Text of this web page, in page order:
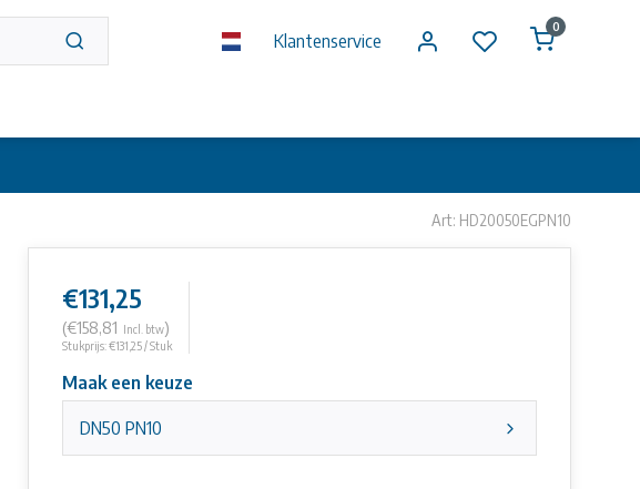
Klantenservice
0
Art: HD20050EGPN10
€131,25
(€158,81 Incl. btw)
Stukprijs: €131,25 / Stuk
Maak een keuze
DN50 PN10